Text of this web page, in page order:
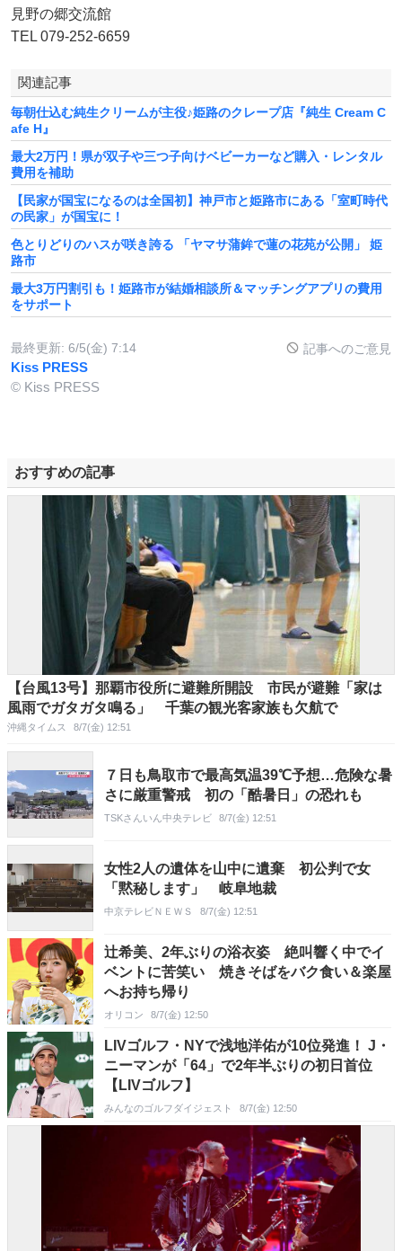
見野の郷交流館
TEL 079-252-6659
関連記事
毎朝仕込む純生クリームが主役♪姫路のクレープ店『純生 Cream C
afe H』
最大2万円！県が双子や三つ子向けベビーカーなど購入・レンタル
費用を補助
【民家が国宝になるのは全国初】神戸市と姫路市にある「室町時代
の民家」が国宝に！
色とりどりのハスが咲き誇る 「ヤマサ蒲鉾で蓮の花苑が公開」 姫
路市
最大3万円割引も！姫路市が結婚相談所＆マッチングアプリの費用
をサポート
最終更新: 6/5(金) 7:14 記事へのご意見
Kiss PRESS
© Kiss PRESS
おすすめの記事
【台風13号】那覇市役所に避難所開設 市民が避難「家は
風雨でガタガタ鳴る」 千葉の観光客家族も欠航で
沖縄タイムス 8/7(金) 12:51
７日も鳥取市で最高気温39℃予想…危険な暑
さに厳重警戒 初の「酷暑日」の恐れも
TSKさんいん中央テレビ 8/7(金) 12:51
女性2人の遺体を山中に遺棄 初公判で女
「黙秘します」 岐阜地裁
中京テレビＮＥＷＳ 8/7(金) 12:51
辻希美、2年ぶりの浴衣姿 絶叫響く中でイ
ベントに苦笑い 焼きそばをバク食い＆楽屋
へお持ち帰り
オリコン 8/7(金) 12:50
LIVゴルフ・NYで浅地洋佑が10位発進！ J・
ニーマンが「64」で2年半ぶりの初日首位
【LIVゴルフ】
みんなのゴルフダイジェスト 8/7(金) 12:50